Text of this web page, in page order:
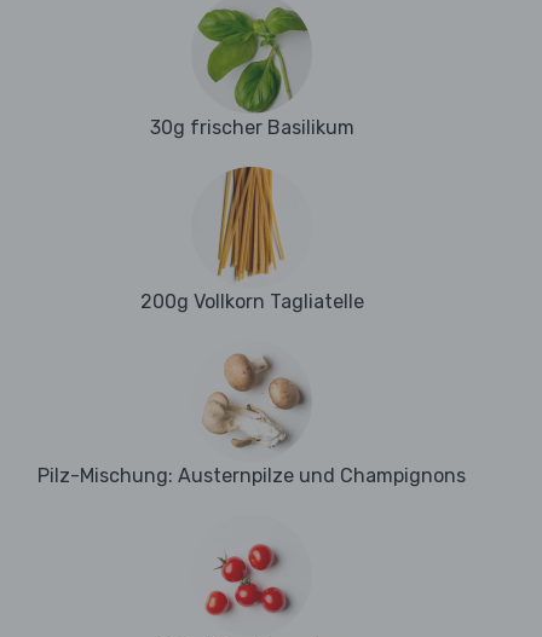
30g frischer Basilikum
200g Vollkorn Tagliatelle
Pilz-Mischung: Austernpilze und Champignons